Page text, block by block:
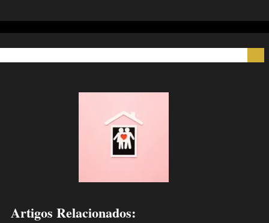
Artigos Relacionados: